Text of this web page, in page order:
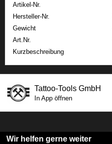
Artikel-Nr.
Hersteller-Nr.
Gewicht
Art.Nr.
Kurzbeschreibung
Tattoo-Tools GmbH
In App öffnen
Wir helfen gerne weiter